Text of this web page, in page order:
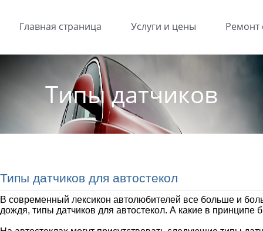
Главная страница Услуги и цены Ремонт
Типы датчиков
Типы датчиков для автостекол
В современный лексикон автолюбителей все больше и
дождя, типы датчиков для автостекол. А какие в принципе